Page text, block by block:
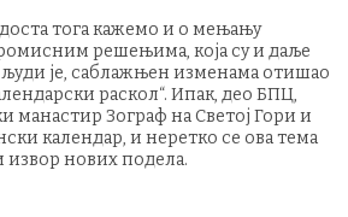
тога кажемо и о мењању
решењима, која су и даље
људи је, саблажњен изменама отишао
раскол“. Ипак, део БПЦ,
манастир Зограф на Светој Гори и
календар, и неретко се ова тема
нових подела.